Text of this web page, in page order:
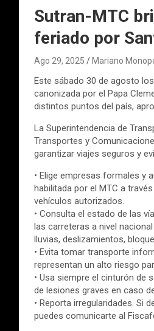
Sutran-MTC
feriado por
Ago 29, 2025 Mariano
Este sábado 30 de agosto
canonizada por el Papa
distintos puntos del país,
La Superintendencia de
Transportes y
garantizar viajes seguros y
• Elige empresas formales y
habilitada por el MTC a
vehículos autorizados.
• Consulta el estado de las
las carreteras a nivel
lluvias, deslizamientos,
• Evita tomar transporte
representan un alto riesgo
• Usa siempre el cinturón de
de lesiones graves en caso
• Reporta irregularidades. Si
puedes comunicarte al